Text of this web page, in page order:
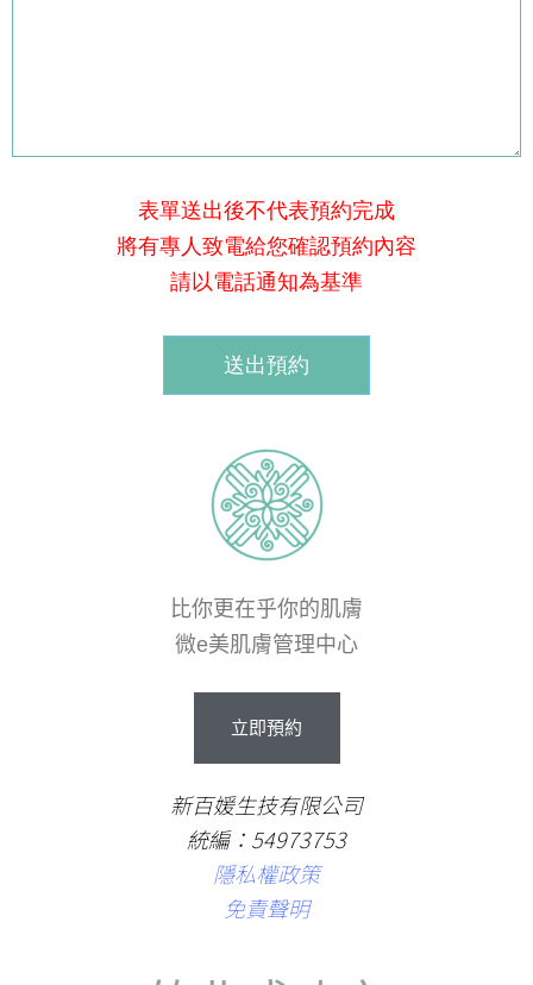
表單送出後不代表預約完成
將有專人致電給您確認預約內容
請以電話通知為基準
比你更在乎你的肌膚
微e美肌膚管理中心
立即預約
新百媛生技有限公司
統編：54973753
隱私權政策
免責聲明